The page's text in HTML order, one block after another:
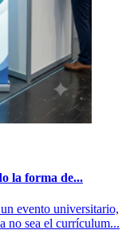
la forma de...
evento universitario,
no sea el currículum...